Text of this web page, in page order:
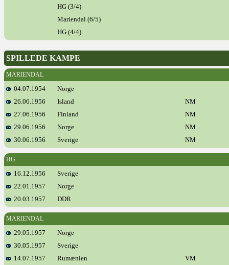
HG (3/4)
Mariendal (6/5)
HG (4/4)
SPILLEDE KAMPE
MARIENDAL
04.07.1954
Norge
26.06.1956
Island
NM
27.06.1956
Finland
NM
29.06.1956
Norge
NM
30.06.1956
Sverige NM
HG
16.12.1956
Sverige
22.01.1957
Norge
20.03.1957
DDR
MARIENDAL
29.05.1957
Norge
30.05.1957
Sverige
14.07.1957
Rumænien
VM